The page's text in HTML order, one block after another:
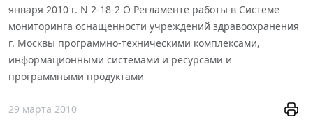
января 2010 г. N 2-18-2 О Регламенте работы в Системе
мониторинга оснащенности учреждений здравоохранения
г. Москвы программно-техническими комплексами,
информационными системами и ресурсами и
программными продуктами
29 марта 2010